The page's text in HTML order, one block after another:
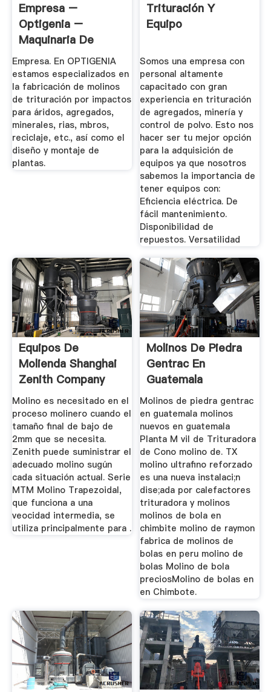
Empresa –
Optigenia –
Maquinaria De
Trituración
Empresa. En OPTIGENIA
estamos especializados en
la fabricación de molinos
de trituración por impactos
para áridos, agregados,
minerales, rias, mbros,
reciclaje, etc., así como el
diseño y montaje de
plantas.
Trituración Y
Equipo
Somos una empresa con
personal altamente
capacitado con gran
experiencia en trituración
de agregados, minería y
control de polvo. Esto nos
hacer ser tu mejor opción
para la adquisición de
equipos ya que nosotros
sabemos la importancia de
tener equipos con:
Eficiencia eléctrica. De
fácil mantenimiento.
Disponibilidad de
repuestos. Versatilidad
Equipos De
Molienda Shanghai
Zenith Company
Molino es necesitado en el
proceso molinero cuando el
tamaño final de bajo de
2mm que se necesita.
Zenith puede suministrar el
adecuado molino sugún
cada situación actual. Serie
MTM Molino Trapezoidal,
que funciona a una
veocidad intermedia, se
utiliza principalmente para .
Molinos De Piedra
Gentrac En
Guatemala
Netskiscredito
Molinos de piedra gentrac
en guatemala molinos
nuevos en guatemala
Planta M vil de Trituradora
de Cono molino de. TX
molino ultrafino reforzado
es una nueva instalaci;n
dise;ada por calefactores
trituradora y molinos
molinos de bola en
chimbite molino de raymon
fabrica de molinos de
bolas en peru molino de
bolas Molino de bola
preciosMolino de bolas en
en Chimbote.